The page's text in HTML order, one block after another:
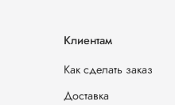
Клиентам
Как сделать заказ
Доставка